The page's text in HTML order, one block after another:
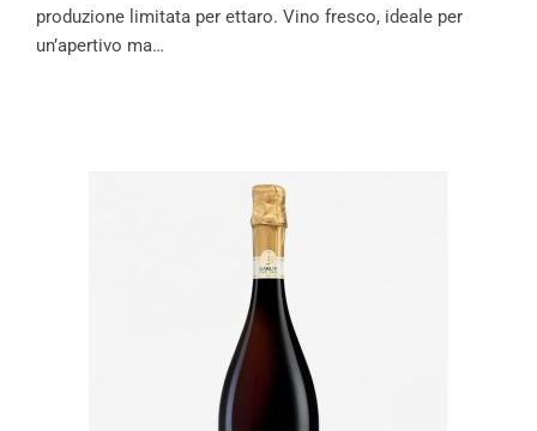
produzione limitata per ettaro. Vino fresco, ideale per
un’apertivo ma…